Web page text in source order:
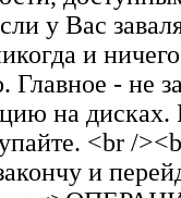
у Вас
и
Главное - не
на дисках.
<br /
и